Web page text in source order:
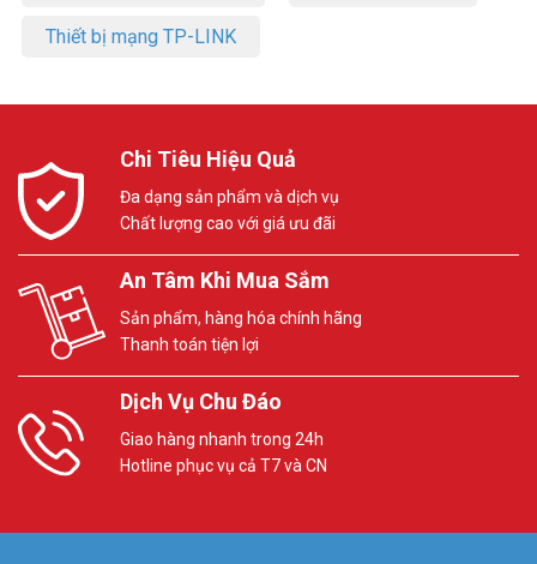
Thiết bị mạng TP-LINK
Chi Tiêu Hiệu Quả
Đa dạng sản phẩm và dịch vụ
Chất lượng cao với giá ưu đãi
An Tâm Khi Mua Sắm
Sản phẩm, hàng hóa chính hãng
Thanh toán tiện lợi
Dịch Vụ Chu Đáo
Giao hàng nhanh trong 24h
Hotline phục vụ cả T7 và CN